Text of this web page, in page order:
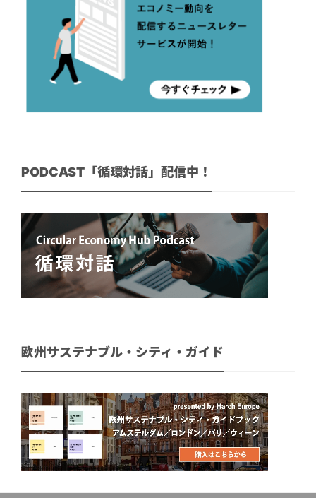
PODCAST「循環対話」配信中！
欧州サステナブル・シティ・ガイド